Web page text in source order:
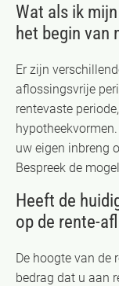
Wat als ik
het begin van
Er zijn
aflossingsvrije
rentevaste
uw eigen inbreng
Bespreek de
Heeft de
op de rente-
De hoogte van de
bedrag dat u aan